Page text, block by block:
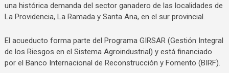
una histórica demanda del sector ganadero de las localidades de
La Providencia, La Ramada y Santa Ana, en el sur provincial.
El acueducto forma parte del Programa GIRSAR (Gestión Integral
de los Riesgos en el Sistema Agroindustrial) y está financiado
por el Banco Internacional de Reconstrucción y Fomento (BIRF).